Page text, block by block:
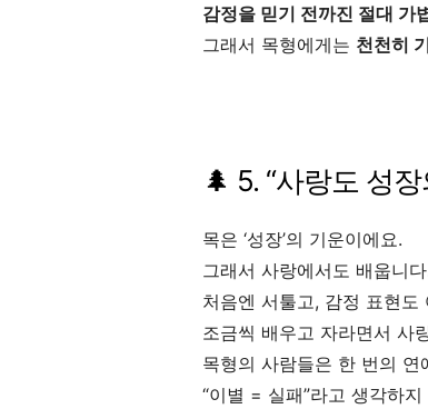
감정을 믿기 전까진 절대 가
그래서 목형에게는 천천히
🌲 5. “사랑도 성
목은 ‘성장’의 기운이에요.
그래서 사랑에서도 배웁니
처음엔 서툴고, 감정 표현도
조금씩 배우고 자라면서 사
목형의 사람들은 한 번의 연
“이별 = 실패”라고 생각하지